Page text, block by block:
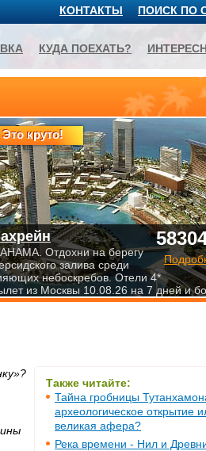
Также читайте:
Тайна гробницы
археологическое открытие
великая афера?
Река времени - Нил и
Это круто!
Отдохни на берегу
залива среди
небоскребов. Отели 4*
из Москвы 10.08.26 на 7 дней и
ПОИСК ПО
КОНТАКТЫ
КУДА ПОЕХАТЬ?